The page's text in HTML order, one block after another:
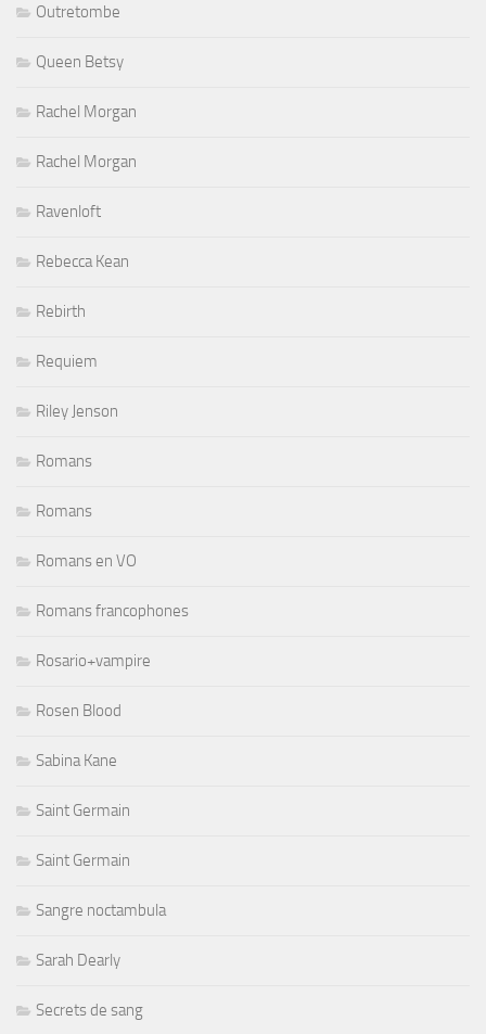
Outretombe
Queen Betsy
Rachel Morgan
Rachel Morgan
Ravenloft
Rebecca Kean
Rebirth
Requiem
Riley Jenson
Romans
Romans
Romans en VO
Romans francophones
Rosario+vampire
Rosen Blood
Sabina Kane
Saint Germain
Saint Germain
Sangre noctambula
Sarah Dearly
Secrets de sang